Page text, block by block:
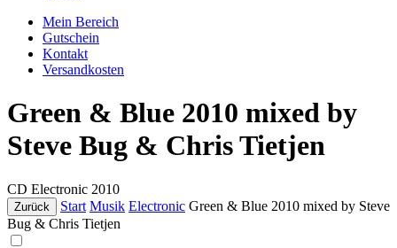
Mein Bereich
Gutschein
Kontakt
Versandkosten
Green & Blue 2010 mixed by
Steve Bug & Chris Tietjen
CD Electronic 2010
Zurück Start Musik Electronic Green & Blue 2010 mixed by Steve
Bug & Chris Tietjen